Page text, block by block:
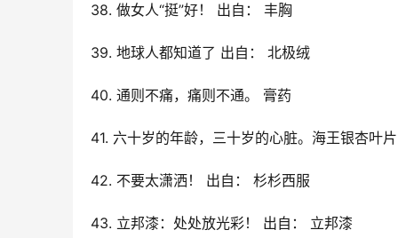
38. 做女人“挺”好！ 出自： 丰胸
39. 地球人都知道了 出自： 北极绒
40. 通则不痛，痛则不通。 膏药
41. 六十岁的年龄，三十岁的心脏。海王银杏叶片
42. 不要太潇洒！ 出自： 杉杉西服
43. 立邦漆：处处放光彩！ 出自： 立邦漆